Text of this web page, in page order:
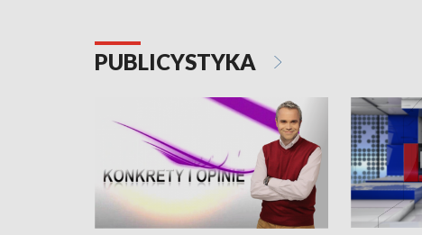
PUBLICYSTYKA